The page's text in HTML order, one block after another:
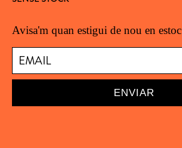
Avisa'm quan estigui de nou en estoc